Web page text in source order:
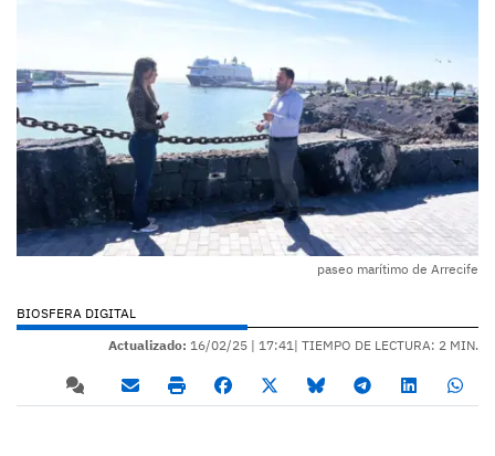
paseo marítimo de Arrecife
BIOSFERA DIGITAL
Actualizado: 16/02/25 | 17:41 | TIEMPO DE LECTURA: 2 MIN.